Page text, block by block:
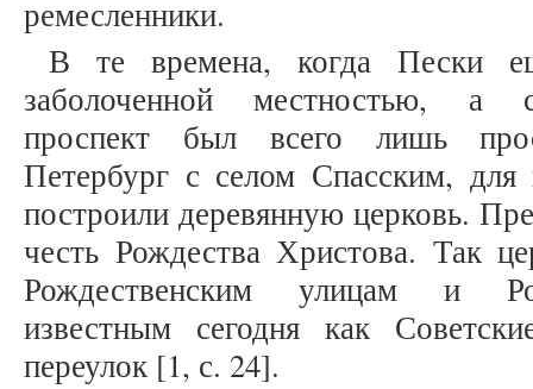
ремесленники.
В те времена, когда Пески
заболоченной местностью, а
проспект был всего лишь
Петербург с селом Спасским, для
построили деревянную церковь.
честь Рождества Христова. Так
Рождественским улицам и
известным сегодня как
переулок [1, с. 24].